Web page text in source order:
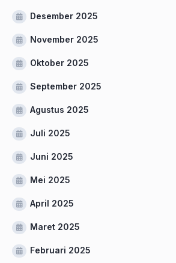
Desember 2025
November 2025
Oktober 2025
September 2025
Agustus 2025
Juli 2025
Juni 2025
Mei 2025
April 2025
Maret 2025
Februari 2025